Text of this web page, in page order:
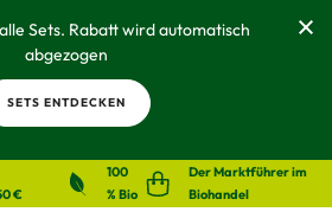
Sets. Rabatt wird automatisch
abgezogen
SETS ENTDECKEN
€
100
% Bio
Der Marktführer im
Biohandel